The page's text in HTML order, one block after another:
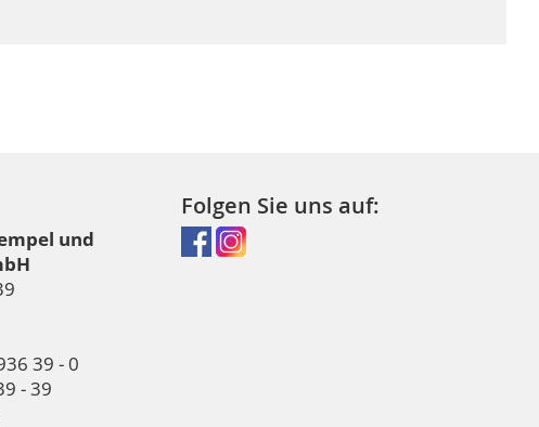
und
39 - 0
- 39
Folgen Sie uns auf: